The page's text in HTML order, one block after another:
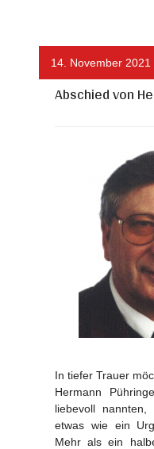
Abschied von
14. November 2021
In tiefer Trauer
Hermann
liebevoll
etwas wie ein
Mehr als ein